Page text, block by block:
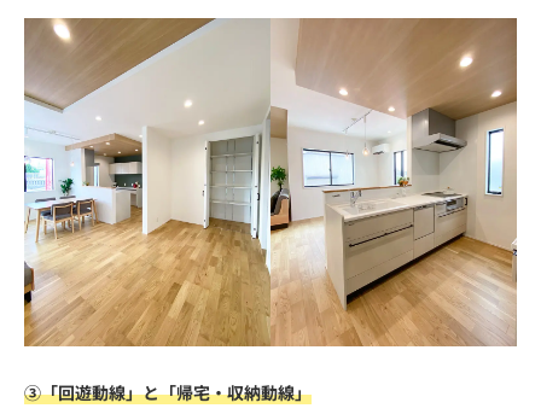
③「回遊動線」と「帰宅・収納動線」